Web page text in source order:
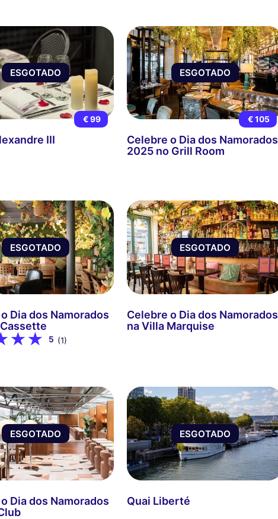
ESGOTADO
€ 99
III
ESGOTADO
€ 105
Celebre o Dia dos Namorados
2025 no Grill Room
ESGOTADO
Dia dos Namorados
5 (1)
ESGOTADO
Celebre o Dia dos Namorados
na Villa Marquise
ESGOTADO
Dia dos Namorados
ESGOTADO
Quai Liberté